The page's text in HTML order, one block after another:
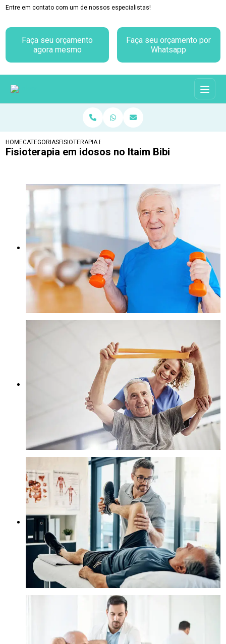
Entre em contato com um de nossos especialistas!
Faça seu orçamento
agora mesmo
Faça seu orçamento por
Whatsapp
HOMECATEGORIASFISIOTERAPIA EM IDOSOS NO ITAIM BIBI
Fisioterapia em idosos no Itaim Bibi